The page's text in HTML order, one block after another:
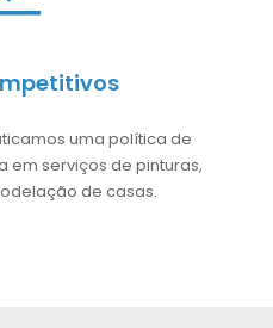
uma política de
em serviços de pinturas,
de casas.